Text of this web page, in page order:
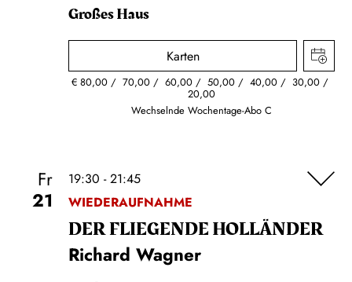
Großes Haus
Karten
€80,00 70,00 60,00 50,00 40,00 30,00
20,00
Wechselnde Wochentage-Abo C
Fr
21
19:30 - 21:45
WIEDERAUFNAHME
DER FLIE­GEN­DE HOL­LÄN­DER
Richard Wagner